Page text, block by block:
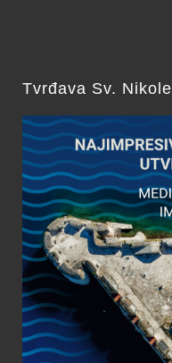
Tvrđava Sv. Nikole